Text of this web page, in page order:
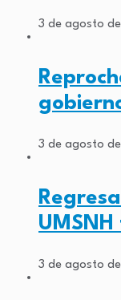
3 de agosto
3 de agosto
3 de agosto